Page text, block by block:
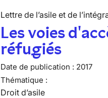
Lettre de l’asile et de
Les voies
réfugiés
Date de publication : 2017
Thématique :
Droit d’asile